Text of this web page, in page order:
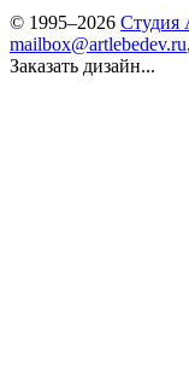
© 1995–2026 Студия
mailbox@artlebedev.ru,
Заказать дизайн...